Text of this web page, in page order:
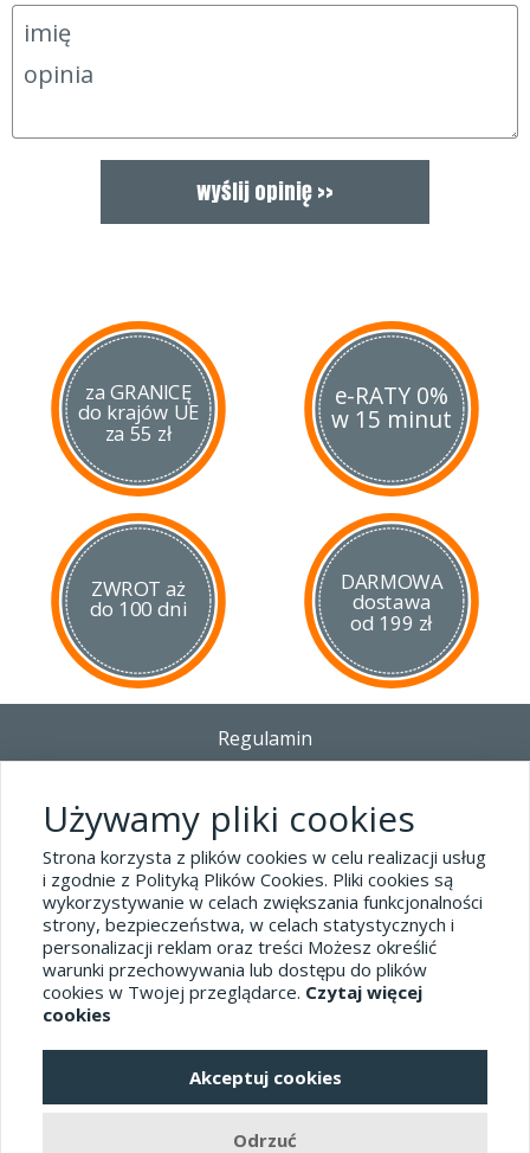
za GRANICĘ
do krajów UE
za 55 zł
e-RATY 0%
w 15 minut
ZWROT aż
do 100 dni
DARMOWA
dostawa
od 199 zł
Regulamin
Polityka prywatności i pliki cookies
Blog
Dane kontaktowe
tel.32 445-74-07
sklep@hard-skin.pl
pełna wersja sklepu
Używamy pliki cookies
Strona korzysta z plików cookies w celu realizacji usług
i zgodnie z Polityką Plików Cookies. Pliki cookies są
wykorzystywanie w celach zwiększania funkcjonalności
strony, bezpieczeństwa, w celach statystycznych i
personalizacji reklam oraz treści Możesz określić
warunki przechowywania lub dostępu do plików
cookies w Twojej przeglądarce. Czytaj więcej
cookies
Akceptuj cookies
Odrzuć